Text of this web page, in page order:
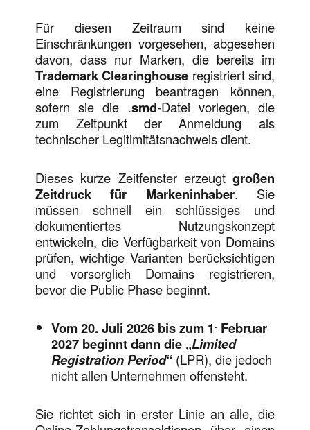
Für diesen Zeitraum sind keine
Einschränkungen vorgesehen, abgesehen
davon, dass nur Marken, die bereits im
Trademark Clearinghouse registriert sind,
eine Registrierung beantragen können,
sofern sie die .smd-Datei vorlegen, die
zum Zeitpunkt der Anmeldung als
technischer Legitimitätsnachweis dient.
Dieses kurze Zeitfenster erzeugt großen
Zeitdruck für Markeninhaber. Sie
müssen schnell ein schlüssiges und
dokumentiertes Nutzungskonzept
entwickeln, die Verfügbarkeit von Domains
prüfen, wichtige Varianten berücksichtigen
und vorsorglich Domains registrieren,
bevor die Public Phase beginnt.
Vom 20. Juli 2026 bis zum 1. Februar
2027 beginnt dann die „Limited
Registration Period“ (LPR), die jedoch
nicht allen Unternehmen offensteht.
Sie richtet sich in erster Linie an alle, die